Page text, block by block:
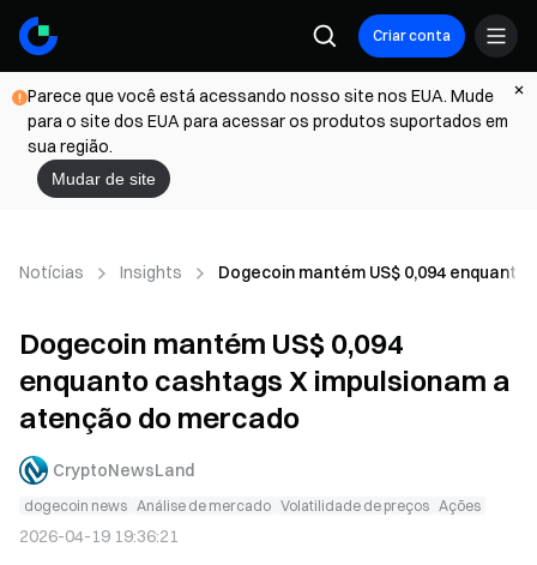
Criar conta
Parece que você está acessando nosso site nos EUA. Mude
para o site dos EUA para acessar os produtos suportados em
sua região.
Mudar de site
Notícias Insights Dogecoin mantém US$ 0,094
Dogecoin mantém US$ 0,094
enquanto cashtags X impulsionam a
atenção do mercado
CryptoNewsLand
dogecoin news Análise de mercado Volatilidade de preços Ações
2026-04-19 19:36:21